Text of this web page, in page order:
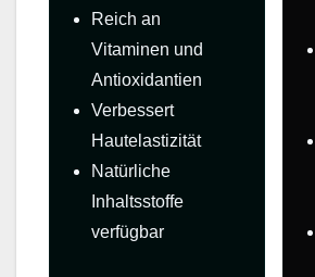
Reich an
Vitaminen und
Antioxidantien
Verbessert
Hautelastizität
Natürliche
Inhaltsstoffe
verfügbar